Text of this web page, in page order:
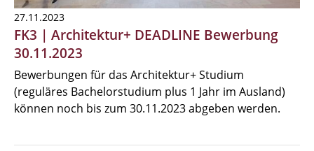
27.11.2023
FK3 | Architektur+ DEADLINE Bewerbung
30.11.2023
Bewerbungen für das Architektur+ Studium
(reguläres Bachelorstudium plus 1 Jahr im Ausland)
können noch bis zum 30.11.2023 abgeben werden.